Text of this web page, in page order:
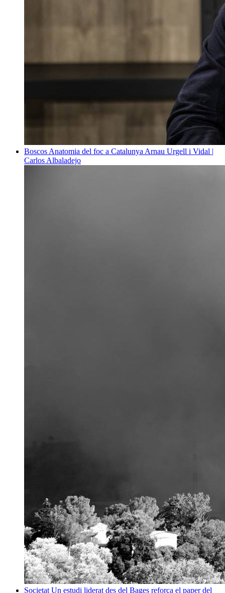
Boscos Anatomia del foc a Catalunya Arnau Urgell i Vidal |
Carlos Albaladejo
Societat Un estudi liderat des del Bages reforça el paper del